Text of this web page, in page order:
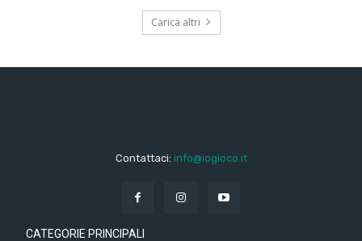
Carica altri
Contattaci: info@iogioco.it
CATEGORIE PRINCIPALI